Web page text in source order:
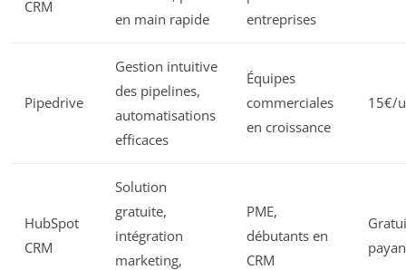
CRM
en main rapide
entreprises
Pipedrive
Gestion intuitive
des pipelines,
automatisations
efficaces
Équipes
commerciales
en croissance
15€/
HubSpot
CRM
Solution
gratuite,
intégration
marketing,
PME,
débutants en
CRM